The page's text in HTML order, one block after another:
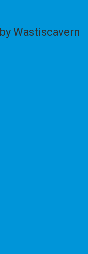
by Wastiscavern